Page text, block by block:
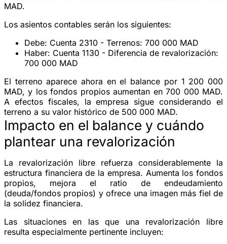
MAD.
Los asientos contables serán los siguientes:
Debe: Cuenta 2310 - Terrenos: 700 000 MAD
Haber: Cuenta 1130 - Diferencia de revalorización:
700 000 MAD
El terreno aparece ahora en el balance por 1 200 000
MAD, y los fondos propios aumentan en 700 000 MAD.
A efectos fiscales, la empresa sigue considerando el
terreno a su valor histórico de 500 000 MAD.
Impacto en el balance y cuándo
plantear una revalorización
La revalorización libre refuerza considerablemente la
estructura financiera de la empresa. Aumenta los fondos
propios, mejora el ratio de endeudamiento
(deuda/fondos propios) y ofrece una imagen más fiel de
la solidez financiera.
Las situaciones en las que una revalorización libre
resulta especialmente pertinente incluyen: